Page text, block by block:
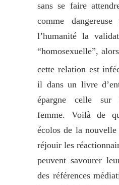
sans se faire
comme
l’humanité la
“homosexuelle”,
cette relation est
il dans un livre
épargne celle sur
femme. Voilà de
écolos de la
réjouir les
peuvent savourer
des références